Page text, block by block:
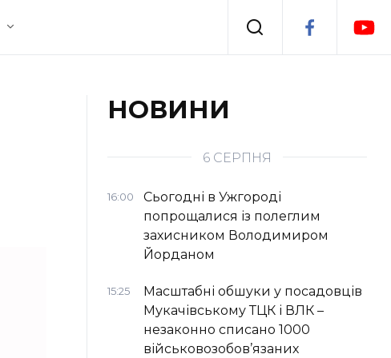
Події
НОВИНИ
6 СЕРПНЯ
16:00
Сьогодні в Ужгороді
попрощалися із полеглим
захисником Володимиром
Йорданом
15:25
Масштабні обшуки у посадовців
Мукачівському ТЦК і ВЛК –
незаконно списано 1000
військовозобов’язаних